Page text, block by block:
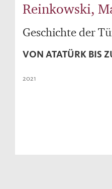
Reinkowski,
Geschichte der
VON ATATÜRK BIS
2021